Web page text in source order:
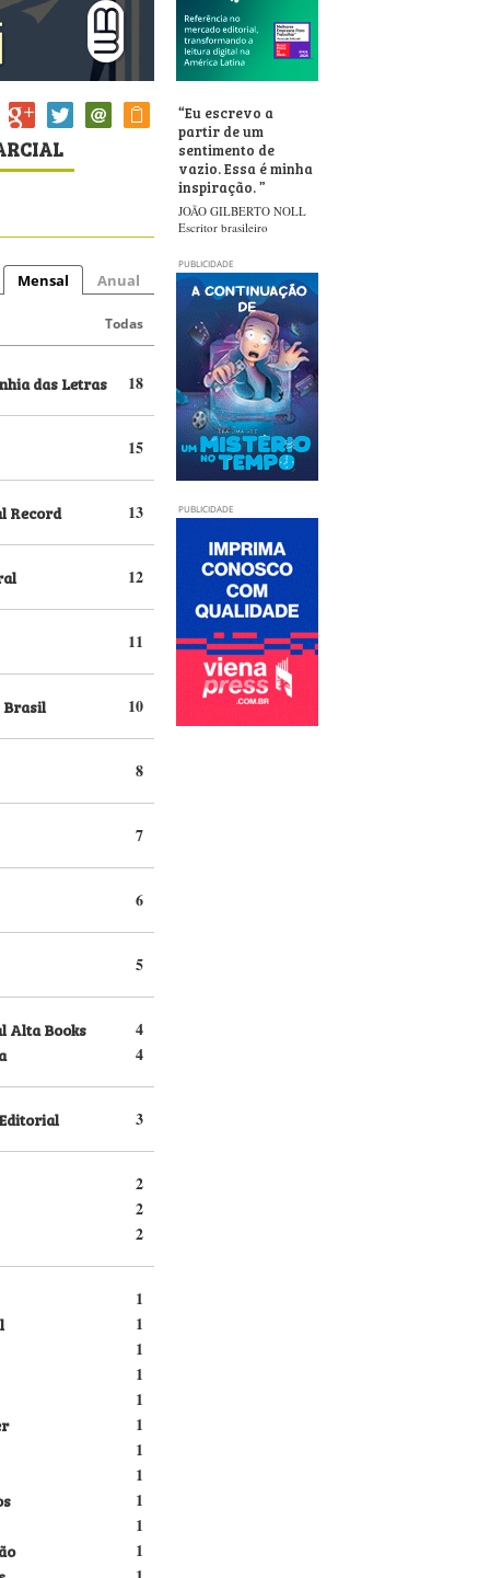
Mensal Anual
Todas
18
das Letras
15
13
Record
12
11
10
8
7
6
5
4
Alta Books
4
3
2
2
2
1
1
1
1
1
1
1
1
1
1
1
“Eu escrevo a
partir de um
sentimento de
vazio. Essa é minha
inspiração.”
JOÃO GILBERTO NOLL
Escritor brasileiro
PUBLICIDADE
PUBLICIDADE